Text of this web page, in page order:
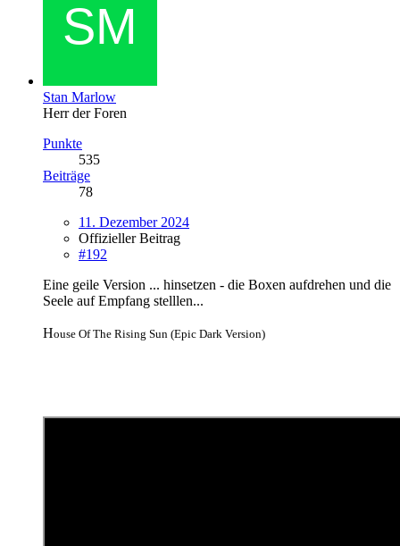
Stan Marlow
Herr der Foren
Punkte
535
Beiträge
78
11. Dezember 2024
Offizieller Beitrag
#192
Eine geile Version ... hinsetzen - die Boxen aufdrehen und die
Seele auf Empfang stelllen...
House Of The Rising Sun (Epic Dark Version)